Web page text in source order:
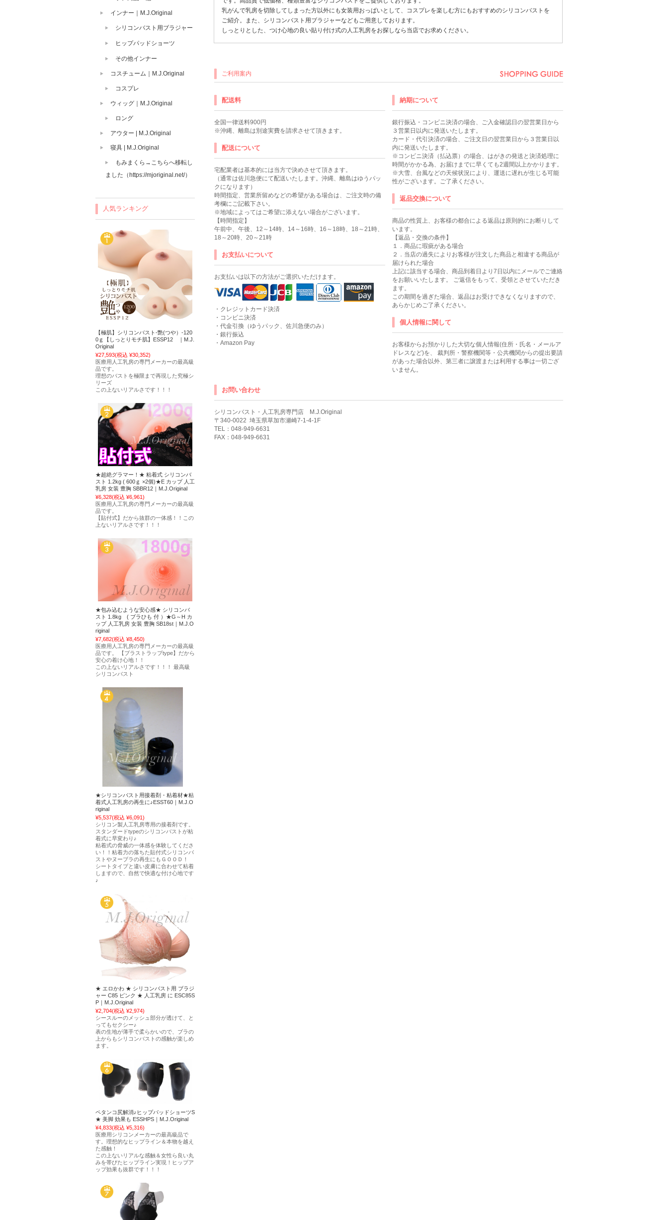
乳がんで乳房を切除してしまった方以外にも女装用 おっぱいとして、 コスプレを楽しむ方にもおすすめのシリコンバストを
ご紹介。また、 シリコンバスト 用 ブラジャーなどもご用意しております。
しっとりとした、つけ心地の良い貼り付け式の人工乳房をお探しなら当店でお求めください。
ご利用案内
配送料
全国一律送料900円
※沖縄、離島は別途実費を請求させて頂きます。
配送について
宅配業者は基本的には当方で決めさせて頂きます。
（通常は佐川急便にて配送いたします。沖縄、離島はゆうパッ
クになります）
時間指定、営業所留めなどの希望がある場合は、ご注文時の備
考欄にご記載下さい。
※地域によってはご希望に添えない場合がございます。
【時間指定】
午前中、午後、12～14時、14～16時、16～18時、18～21時、
18～20時、20～21時
お支払いについて
お支払いは以下の方法がご選択いただけます。
・クレジットカード決済
・コンビニ決済
・代金引換（ゆうパック、佐川急便のみ）
・銀行振込
・Amazon Pay
納期について
銀行振込・コンビニ決済の場合、ご入金確認日の翌営業日から
３営業日以内に発送いたします。
カード・代引決済の場合、ご注文日の翌営業日から３営業日以
内に発送いたします。
※コンビニ決済（払込票）の場合、はがきの発送と決済処理に
時間がかかる為、お届けまでに早くても2週間以上かかります。
※大雪、台風などの天候状況により、運送に遅れが生じる可能
性がございます。ご了承ください。
返品交換について
商品の性質上、お客様の都合による返品は原則的にお断りして
います。
【返品・交換の条件】
１．商品に瑕疵がある場合
２．当店の過失によりお客様が注文した商品と相違する商品が
届けられた場合
上記に該当する場合、商品到着日より7日以内にメールでご連絡
をお願いいたします。 ご返信をもって、受領とさせていただき
ます。
この期間を過ぎた場合、返品はお受けできなくなりますので、
あらかじめご了承ください。
個人情報に関して
お客様からお預かりした大切な個人情報(住所・氏名・メールア
ドレスなど)を、 裁判所・警察機関等・公共機関からの提出要請
があった場合以外、第三者に譲渡または利用する事は一切ござ
いません。
お問い合わせ
シリコンバスト・人工乳房専門店 M.J.Original
〒340-0022 埼玉県草加市瀬崎7-1-4-1F
TEL：048-949-6631
FAX：048-949-6631
インナー｜M.J.Original
シリコンバスト用ブラジャー
ヒップパッドショーツ
その他インナー
コスチューム｜M.J.Original
コスプレ
ウィッグ｜M.J.Original
ロング
アウター | M.J.Original
寝具 | M.J.Original
もみまくら→こちらへ移転し
ました（https://mjoriginal.net/）
人気ランキング
【極肌】シリコンバスト-艶(つや）-120
0ｇ【しっとりモチ肌】ESSP12 ｜M.J.
Original
¥27,593(税込 ¥30,352)
医療用人工乳房の専門メーカーの最高級
品です。
理想のバストを極限まで再現した究極シ
リーズ
この上ないリアルさです！！！
★超絶グラマー！★ 粘着式 シリコンバ
スト 1.2kg ( 600ｇ ×2個)★E カップ 人工
乳房 女装 豊胸 SBBR12｜M.J.Original
¥6,328(税込 ¥6,961)
医療用人工乳房の専門メーカーの最高級
品です。
【貼付式】だから抜群の一体感！！この
上ないリアルさです！！！
★包み込むような安心感★ シリコンバ
スト 1.8kg ( ブラひも 付 ）★G～H カ
ップ 人工乳房 女装 豊胸 SB18st｜M.J.O
riginal
¥7,682(税込 ¥8,450)
医療用人工乳房の専門メーカーの最高級
品です。 【ブラストラップtype】だから
安心の着け心地！！
この上ないリアルさです！！！ 最高級
シリコンバスト
★シリコンバスト用接着剤・粘着材★粘
着式人工乳房の再生に♪ESST60｜M.J.O
riginal
¥5,537(税込 ¥6,091)
シリコン製人工乳房専用の接着剤です。
スタンダードtypeのシリコンバストが粘
着式に早変わり♪
粘着式の脅威の一体感を体験してくださ
い！！粘着力の落ちた貼付式シリコンバ
ストやヌーブラの再生にもＧＯＯＤ！
シートタイプと違い皮膚に合わせて粘着
しますので、自然で快適な付け心地です
♪
★ エロかわ ★ シリコンバスト用 ブラジ
ャー C85 ピンク ★ 人工乳房 に ESC85S
P｜M.J.Original
¥2,704(税込 ¥2,974)
シースルーのメッシュ部分が透けて、と
ってもセクシー♪
表の生地が薄手で柔らかいので、ブラの
上からもシリコンバストの感触が楽しめ
ます。
ペタンコ尻解消♪ヒップパッドショーツS
★ 美脚 効果も ESSHPS｜M.J.Original
¥4,833(税込 ¥5,316)
医療用シリコンメーカーの最高級品で
す。理想的なヒップライン＆本物を越え
た感触！
この上ないリアルな感触＆女性ら良い丸
みを帯びたヒップライン実現！ヒップア
ップ効果も抜群です！！！